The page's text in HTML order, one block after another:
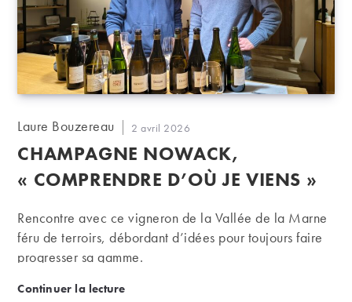
Auteur/autrice
la
publication :
Laure Bouzereau
Publication
2 avril 2026
CHAMPAGNE NOWACK,
« COMPRENDRE D’OÙ JE VIENS »
Rencontre avec ce vigneron de la Vallée de la Marne
féru de terroirs, débordant d’idées pour toujours faire
progresser sa gamme.
Continuer la lectureChampagne Nowack, « comprendre d’où je viens »